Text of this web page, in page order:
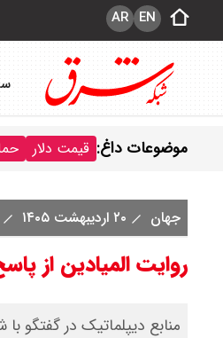
EN
AR
موضوعات داغ: قیمت دلار
جهان ۲۰ اردیبهشت ۱۴۰۵
روایت المیادین از
منابع دیپلماتیک در گفتگو